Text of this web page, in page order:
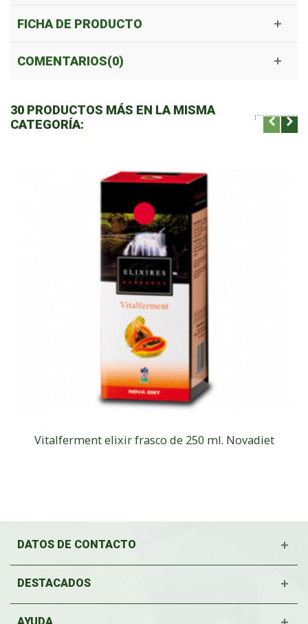
FICHA DE PRODUCTO
COMENTARIOS(0)
30 PRODUCTOS MÁS EN LA MISMA
CATEGORÍA:
Vitalferment elixir frasco de 250 ml. Novadiet
DATOS DE CONTACTO
DESTACADOS